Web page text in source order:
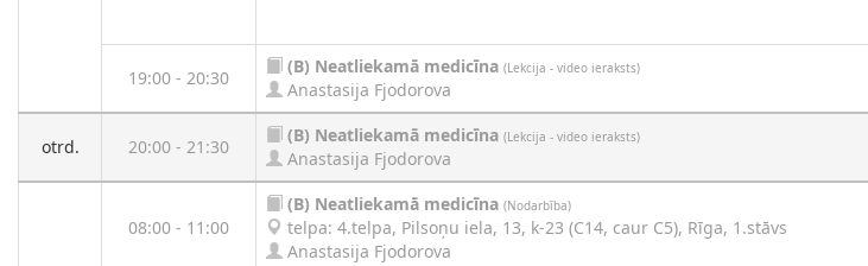
19:00 - 20:30
(B) Neatliekamā medicīna (Lekcija - video ieraksts)
Anastasija Fjodorova
otrd. 20:00 - 21:30
(B) Neatliekamā medicīna (Lekcija - video ieraksts)
Anastasija Fjodorova
08:00 - 11:00
(B) Neatliekamā medicīna (Nodarbība)
telpa: 4.telpa, Pilsoņu iela, 13, k-23 (C14, caur C5), Rīga, 1.stāvs
Anastasija Fjodorova